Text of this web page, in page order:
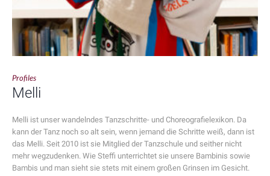
Profiles
Melli
Melli ist unser wandelndes Tanzschritte- und Choreografielexikon. Da
kann der Tanz noch so alt sein, wenn jemand die Schritte weiß, dann ist
das Melli. Seit 2010 ist sie Mitglied der Tanzschule und seither nicht
mehr wegzudenken. Wie Steffi unterrichtet sie unsere Bambinis sowie
Bambis und man sieht sie stets mit einem großen Grinsen im Gesicht.